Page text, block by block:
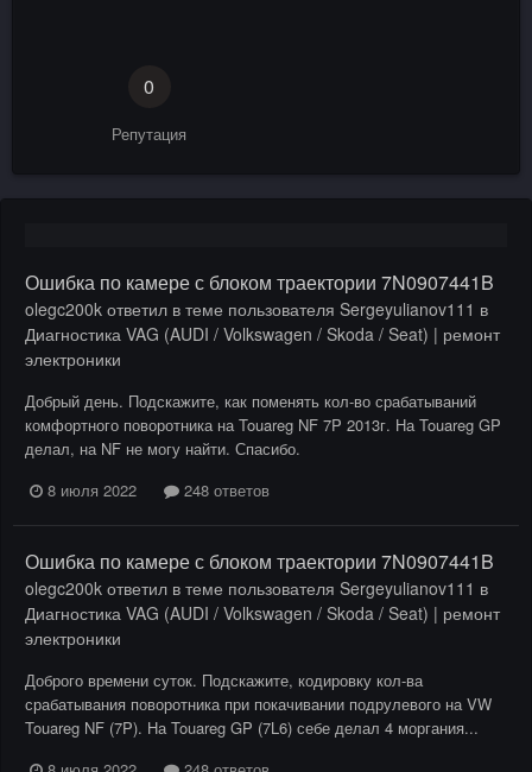
0
Репутация
Ошибка по камере с блоком траектории 7N0907441B
olegc200k ответил в теме пользователя Sergeyulianov111 в
Диагностика VAG (AUDI / Volkswagen / Skoda / Seat) | ремонт
электроники
Добрый день. Подскажите, как поменять кол-во срабатываний
комфортного поворотника на Touareg NF 7P 2013г. На Touareg GP
делал, на NF не могу найти. Спасибо.
8 июля 2022
248 ответов
Ошибка по камере с блоком траектории 7N0907441B
olegc200k ответил в теме пользователя Sergeyulianov111 в
Диагностика VAG (AUDI / Volkswagen / Skoda / Seat) | ремонт
электроники
Доброго времени суток. Подскажите, кодировку кол-ва
срабатывания поворотника при покачивании подрулевого на VW
Touareg NF (7P). На Touareg GP (7L6) себе делал 4 моргания...